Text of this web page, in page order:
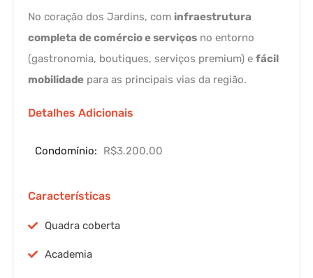
No coração dos Jardins, com infraestrutura
completa de comércio e serviços no entorno
(gastronomia, boutiques, serviços premium) e fácil
mobilidade para as principais vias da região.
Detalhes Adicionais
Condomínio: R$3.200,00
Características
Quadra coberta
Academia